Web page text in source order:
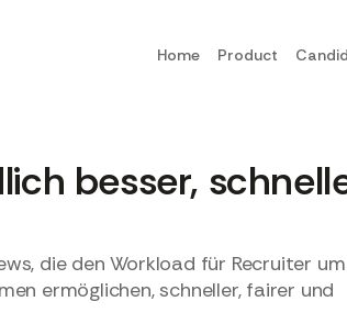
Home Product
besser,
die den Workload für Recruiter
ermöglichen, schneller, fairer und